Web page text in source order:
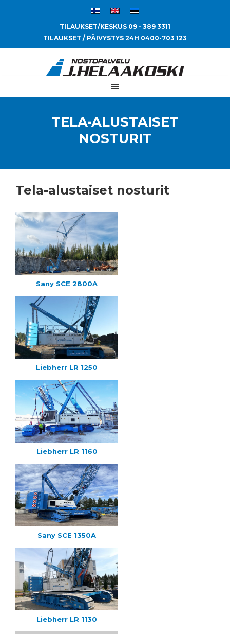
TILAUKSET/KESKUS 09 - 389 3311
TILAUKSET / PÄIVYSTYS 24H 0400-703 123
TELA-ALUSTAISET
NOSTURIT
Tela-alustaiset nosturit
Sany SCE 2800A
Liebherr LR 1250
Liebherr LR 1160
Sany SCE 1350A
Liebherr LR 1130